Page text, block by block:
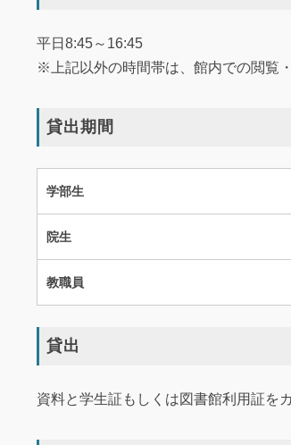
平日8:45～16:45
※上記以外の時間帯は、館内での閲覧
貸出期間
学部生
院生
教職員
貸出
資料と学生証もしくは図書館利用証を